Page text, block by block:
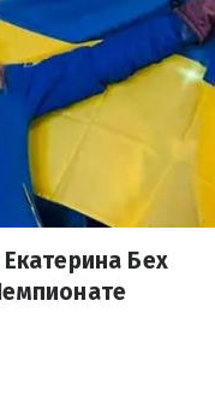
Бех